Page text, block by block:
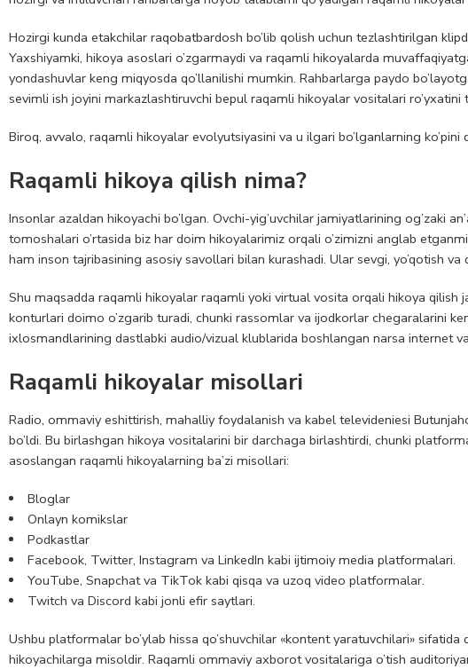
Hozirgi kunda etakchilar raqobatbardosh bo’lib qolish uchun tezlashtirilgan
Yaxshiyamki, hikoya asoslari o’zgarmaydi va raqamli hikoyalarda
yondashuvlar keng miqyosda qo’llanilishi mumkin. Rahbarlarga paydo
sevimli ish joyini markazlashtiruvchi bepul raqamli hikoyalar vositalari ro’yxatini
Biroq, avvalo, raqamli hikoyalar evolyutsiyasini va u ilgari bo’lganlarning ko’pini
Raqamli hikoya qilish nima?
Insonlar azaldan hikoyachi bo’lgan. Ovchi-yig’uvchilar jamiyatlarining og’zaki
tomoshalari o’rtasida biz har doim hikoyalarimiz orqali o’zimizni anglab
ham inson tajribasining asosiy savollari bilan kurashadi. Ular sevgi, yo’qotish
Shu maqsadda raqamli hikoyalar raqamli yoki virtual vosita orqali hikoya qilish
konturlari doimo o’zgarib turadi, chunki rassomlar va ijodkorlar chegaralarini
ixlosmandlarining dastlabki audio/vizual klublarida boshlangan narsa internet
Raqamli hikoyalar misollari
Radio, ommaviy eshittirish, mahalliy foydalanish va kabel televideniesi
bo’ldi. Bu birlashgan hikoya vositalarini bir darchaga birlashtirdi, chunki
asoslangan raqamli hikoyalarning ba’zi misollari:
Bloglar
Onlayn komikslar
Podkastlar
Facebook, Twitter, Instagram va LinkedIn kabi ijtimoiy media platformalari.
YouTube, Snapchat va TikTok kabi qisqa va uzoq video platformalar.
Twitch va Discord kabi jonli efir saytlari.
Ushbu platformalar bo’ylab hissa qo’shuvchilar «kontent yaratuvchilari»
hikoyachilarga misoldir. Raqamli ommaviy axborot vositalariga o’tish